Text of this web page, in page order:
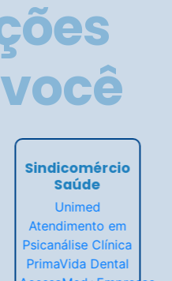
que precisa.
de guia e muito mais.
das CCTs,
de trabalho.